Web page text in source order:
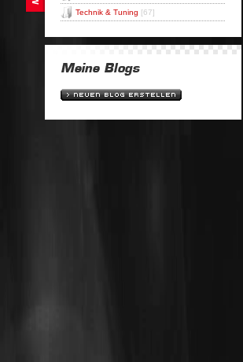
Technik & Tuning [67]